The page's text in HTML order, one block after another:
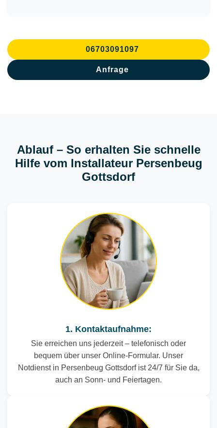
06703091097
Anfrage
Ablauf – So erhalten Sie schnelle
Hilfe vom Installateur Persenbeug
Gottsdorf
1. Kontaktaufnahme:
Sie erreichen uns jederzeit – telefonisch oder
bequem über unser Online-Formular. Unser
Notdienst in Persenbeug Gottsdorf ist 24/7 für Sie da,
auch an Sonn- und Feiertagen.